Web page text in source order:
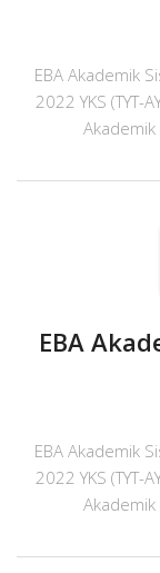
EBA Akademik
2022 YKS (TYT-
Akademik
EBA
EBA Akademik
2022 YKS (TYT-
Akademik